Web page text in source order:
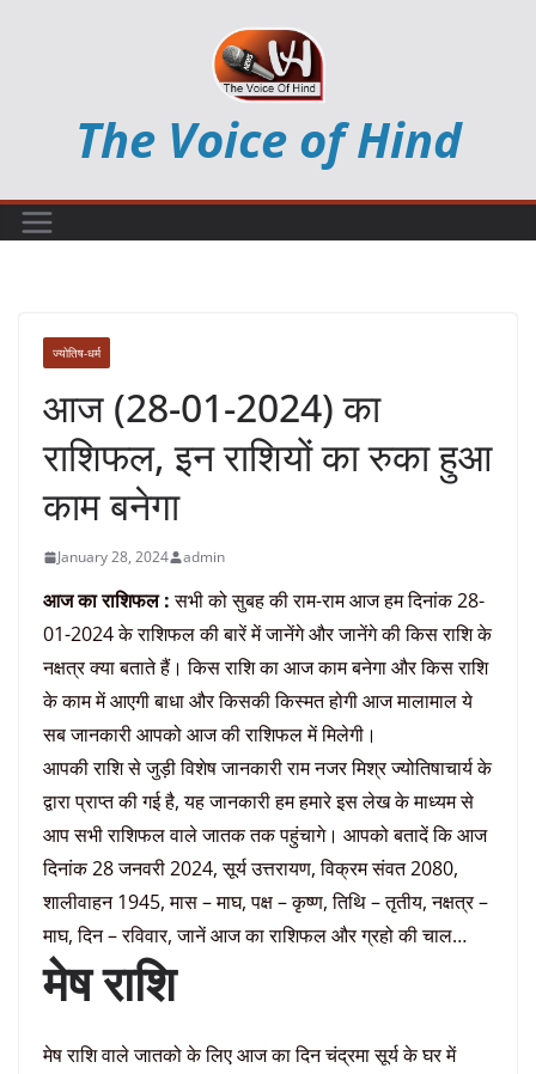
The Voice of Hind
ज्योतिष-धर्म
आज (28-01-2024) का
राशिफल, इन राशियों का रुका हुआ
काम बनेगा
January 28, 2024 admin
आज का राशिफल :सभी को सुबह की राम-राम आज हम दिनांक 28-
01-2024 के राशिफल की बारें में जानेंगे और जानेंगे की किस राशि के
नक्षत्र क्या बताते हैं। किस राशि का आज काम बनेगा और किस राशि
के काम में आएगी बाधा और किसकी किस्मत होगी आज मालामाल ये
सब जानकारी आपको आज की राशिफल में मिलेगी।
आपकी राशि से जुड़ी विशेष जानकारी राम नजर मिश्र ज्योतिषाचार्य के
द्वारा प्राप्त की गई है, यह जानकारी हम हमारे इस लेख के माध्यम से
आप सभी राशिफल वाले जातक तक पहुंचागे। आपको बतादें कि आज
दिनांक 28 जनवरी 2024, सूर्य उत्तरायण, विक्रम संवत 2080,
शालीवाहन 1945, मास – माघ, पक्ष – कृष्ण, तिथि – तृतीय, नक्षत्र –
माघ, दिन – रविवार, जानें आज का राशिफल और ग्रहो की चाल…
मेष राशि
मेष राशि वाले जातको के लिए आज का दिन चंद्रमा सूर्य के घर में